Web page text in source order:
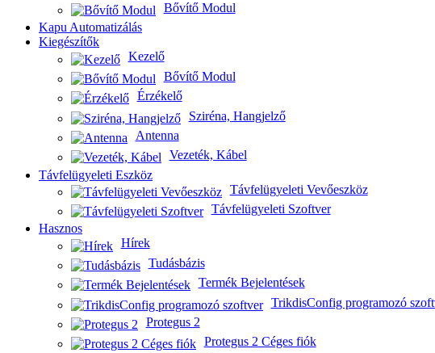
Bővítő Modul
Kapu Automatizálás
Kiegészítők
Kezelő
Bővítő Modul
Érzékelő
Sziréna, Hangjelző
Antenna
Vezeték, Kábel
Távfelügyeleti Eszköz
Távfelügyeleti Vevőeszköz
Távfelügyeleti Szoftver
Hasznos
Hírek
Tudásbázis
Termék Bejelentések
TrikdisConfig programozó
Protegus 2
Protegus 2 Céges fiók